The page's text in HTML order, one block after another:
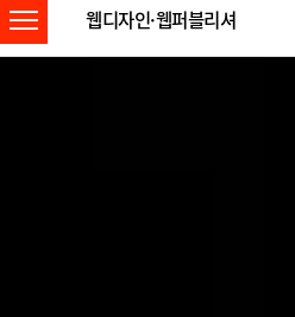
웹디자인·웹퍼블리셔